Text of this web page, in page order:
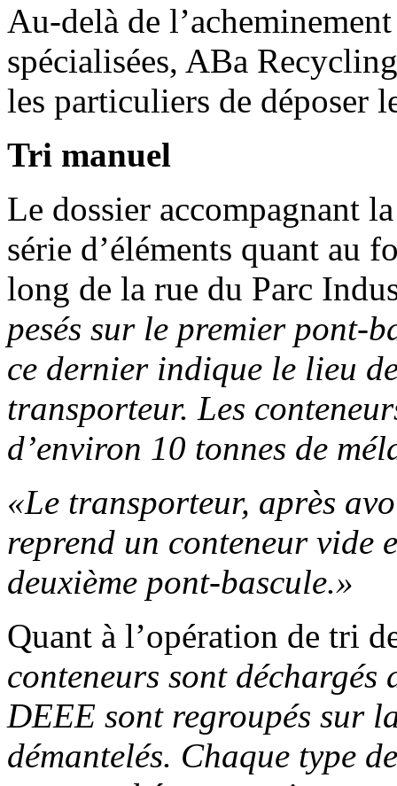
Au-delà de
spécialisées, ABa
les particuliers de déposer
Tri manuel
Le dossier accompagnant
série d’éléments quant au
long de la rue du Parc
pesés sur le premier pont-
ce dernier indique le lieu
transporteur. Les
d’environ 10 tonnes de
«Le transporteur, après
reprend un conteneur vide
deuxième pont-bascule.»
Quant à l’opération de tri
conteneurs sont
DEEE sont regroupés sur
démantelés. Chaque type